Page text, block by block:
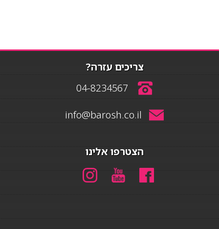
צריכים עזרה?
04-8234567
info@barosh.co.il
הצטרפו אלינו